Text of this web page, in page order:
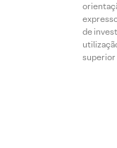
de
superior